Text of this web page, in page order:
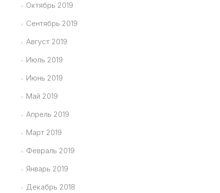
Октябрь 2019
Сентябрь 2019
Август 2019
Июль 2019
Июнь 2019
Май 2019
Апрель 2019
Март 2019
Февраль 2019
Январь 2019
Декабрь 2018